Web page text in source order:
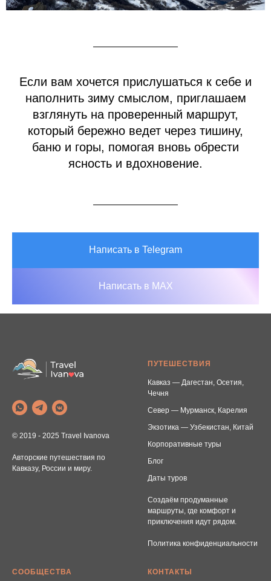
Если вам хочется прислушаться к себе и
наполнить зиму смыслом, приглашаем
взглянуть на проверенный маршрут,
который бережно ведет через тишину,
баню и горы, помогая вновь обрести
ясность и вдохновение.
Написать в Telegram
Написать в MAX
© 2019 - 2025 Travel Ivanova
Авторские путешествия по
Кавказу, России и миру.
ПУТЕШЕСТВИЯ
Кавказ — Дагестан, Осетия,
Чечня
Север — Мурманск, Карелия
Экзотика — Узбекистан, Китай
Корпоративные туры
Блог
Даты туров
Создаём продуманные
маршруты, где комфорт и
приключения идут рядом.
Политика конфиденциальности
СООБЩЕСТВА КОНТАКТЫ